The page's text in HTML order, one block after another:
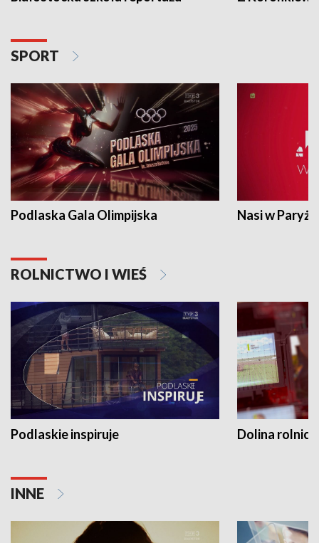
SPORT
Podlaska Gala Olimpijska Nasi w Paryżu
ROLNICTWO I WIEŚ
Podlaskie inspiruje Dolina
INNE